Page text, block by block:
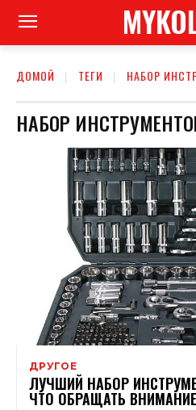
ДОМОЙ ТЕГИ НАБОР
НАБОР
ДРУГОЕ
ЛУЧШИЙ НАБОР
ЧТО ОБРАЩАТЬ ВНИМАНИЕ